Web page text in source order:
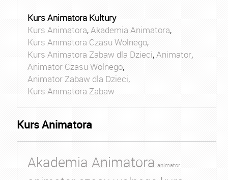
Kurs Animatora Kultury
Kurs Animatora,Akademia Animatora,
Kurs Animatora Czasu Wolnego,
Kurs Animatora Zabaw dla Dzieci,Animator,
Animator Czasu Wolnego,
Animator Zabaw dla Dzieci,
Kurs Animatora Zabaw
Kurs Animatora
Akademia Animatora animator